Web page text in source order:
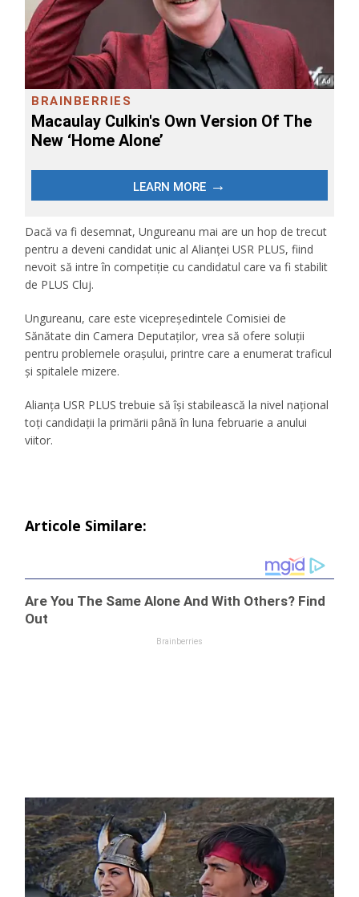
Dacă va fi desemnat, Ungureanu mai are un hop de trecut
pentru a deveni candidat unic al Alianței USR PLUS, fiind
nevoit să intre în competiție cu candidatul care va fi stabilit
de PLUS Cluj.
Ungureanu, care este vicepreședintele Comisiei de
Sănătate din Camera Deputaților, vrea să ofere soluții
pentru problemele orașului, printre care a enumerat traficul
și spitalele mizere.
Alianța USR PLUS trebuie să își stabilească la nivel național
toți candidații la primării până în luna februarie a anului
viitor.
Articole Similare: